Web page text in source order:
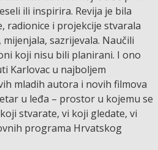
ili inspirira. Revija je bila
radionice i projekcije stvarala
sazrijevala. Naučili
koji nisu bili planirani. I ono
Karlovac u najboljem
mladih autora i novih filmova
u leđa – prostor u kojemu se
stvarate, vi koji gledate, vi
programa Hrvatskog